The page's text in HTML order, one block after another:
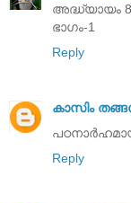
അദ്ധ്യായം
ഭാഗം-1
Reply
കാസിം
Reply